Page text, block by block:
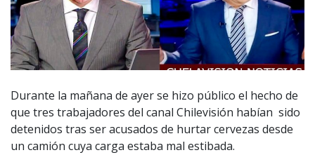
Durante la mañana de ayer se hizo público el hecho de
que tres trabajadores del canal Chilevisión habían sido
detenidos tras ser acusados de hurtar cervezas desde
un camión cuya carga estaba mal estibada.